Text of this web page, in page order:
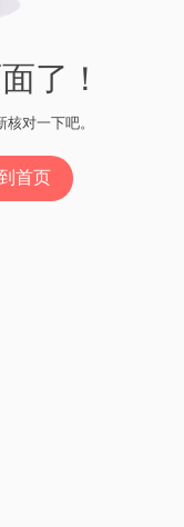
了！
对一下吧。
首页